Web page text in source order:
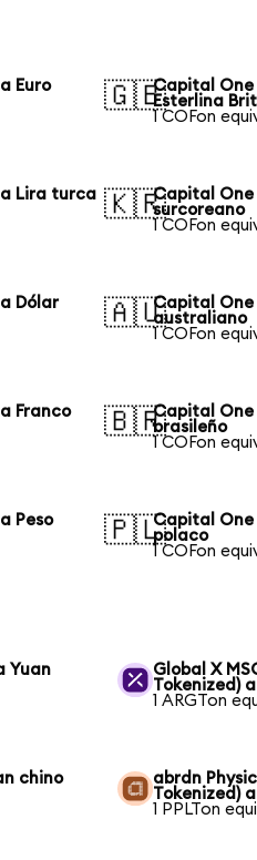
Euro
🇬🇧Capital One
Esterlina
1 COFon
Lira turca 🇰🇷Capital One
surcoreano
1 COFon
Dólar
🇦🇺Capital One
australiano
1 COFon
Franco
🇧🇷Capital One
brasileño
1 COFon
Peso
🇵🇱Capital One
polaco
1 COFon
Yuan
Global X
Tokenized)
1 ARGTon
chino
abrdn
Tokenized)
1 PPLTon